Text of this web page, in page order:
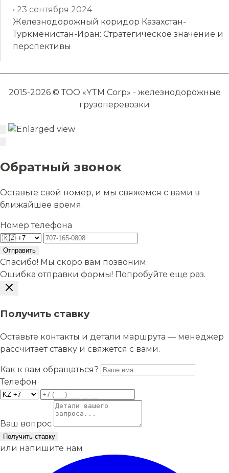
• 23 сентября 2024
Железнодорожный коридор Казахстан-
Туркменистан-Иран: Стратегическое значение и
перспективы
2015-2026 © ТОО «YTM Corp» - железнодорожные
грузоперевозки
Обратный звонок
Оставьте свой номер, и мы свяжемся с вами в
ближайшее время.
Номер телефона
Отправить
Спасибо! Мы скоро вам позвоним.
Ошибка отправки формы! Попробуйте еще раз.
Получить ставку
Оставьте контакты и детали маршрута — менеджер
рассчитает ставку и свяжется с вами.
Как к вам обращаться?
Телефон
Ваш вопрос
Получить ставку
или напишите нам